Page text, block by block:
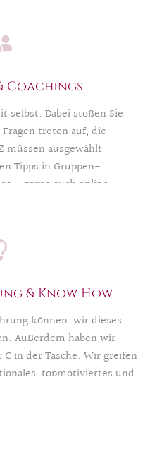
Coachings
selbst. Dabei stoßen Sie
treten auf, die
ausgewählt
Tipps in Gruppen-
– gerne auch online.
& Know How
können wir dieses
Außerdem haben wir
in der Tasche. Wir greifen
topmotiviertes und